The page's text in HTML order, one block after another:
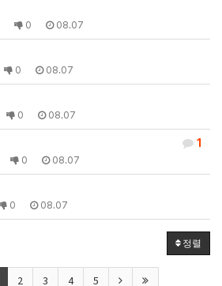
0 08.07
0 08.07
0 08.07
1
0 08.07
0 08.07
정렬
2 3 4 5